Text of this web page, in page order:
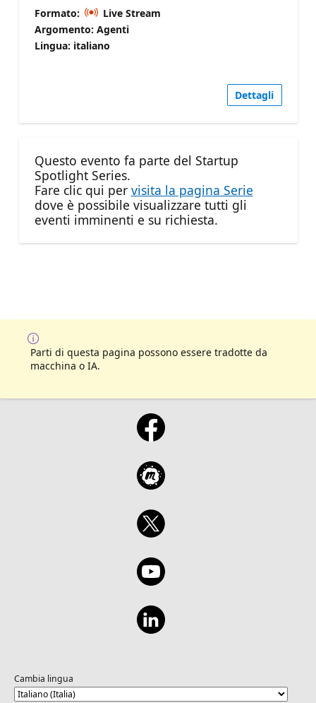
Formato:
Live Stream
Argomento: Agenti
Lingua: italiano
Dettagli
Questo evento fa parte del Startup
Spotlight Series.
Fare clic qui per visita la pagina Serie
dove è possibile visualizzare tutti gli
eventi imminenti e su richiesta.
Parti di questa pagina possono essere tradotte da
macchina o IA.
Cambia lingua